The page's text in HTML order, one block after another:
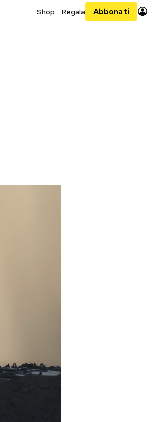
Shop Regala Abbonati